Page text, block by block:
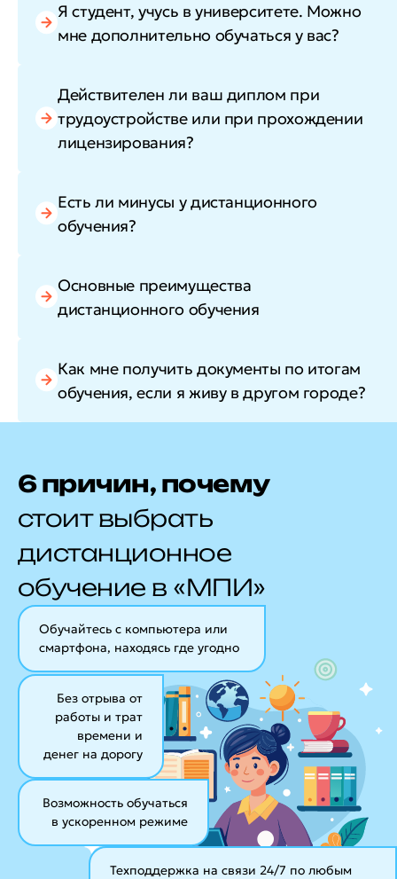
Я студент, учусь в университете. Можно
мне дополнительно обучаться у вас?
Действителен ли ваш диплом при
трудоустройстве или при прохождении
лицензирования?
Есть ли минусы у дистанционного
обучения?
Основные преимущества
дистанционного обучения
Как мне получить документы по итогам
обучения, если я живу в другом городе?
6 причин, почему
стоит выбрать
дистанционное
обучение в «МПИ»
Обучайтесь с компьютера или
смартфона, находясь где угодно
Возможность обучаться
в ускоренном режиме
Без отрыва от
работы и трат
времени и
денег на дорогу
Техподдержка на связи 24/7 по любым